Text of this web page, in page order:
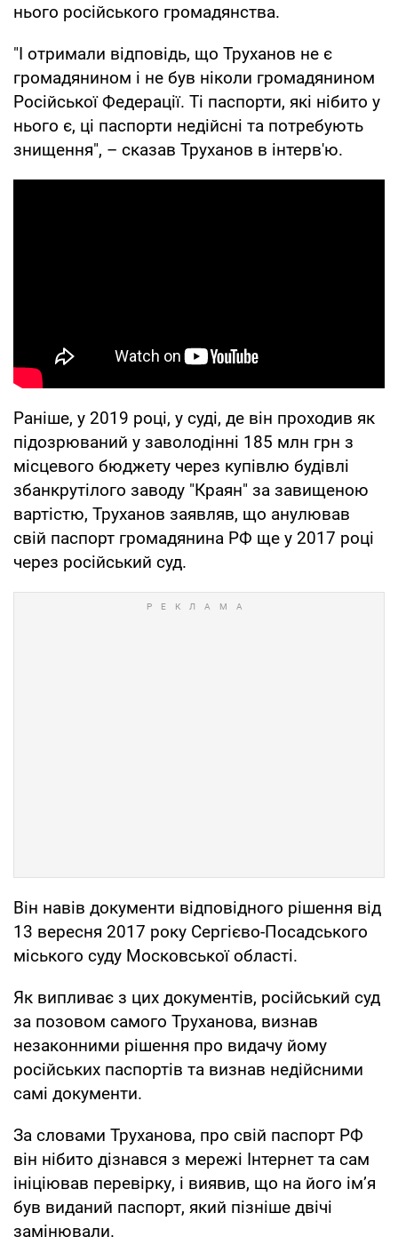
нього російського громадянства.
"І отримали відповідь, що Труханов не є
громадянином і не був ніколи громадянином
Російської Федерації. Ті паспорти, які нібито у
нього є, ці паспорти недійсні та потребують
знищення", – сказав Труханов в інтерв'ю.
Раніше, у 2019 році, у суді, де він проходив як
підозрюваний у заволодінні 185 млн грн з
місцевого бюджету через купівлю будівлі
збанкрутілого заводу "Краян" за завищеною
вартістю, Труханов заявляв, що анулював
свій паспорт громадянина РФ ще у 2017 році
через російський суд.
Він навів документи відповідного рішення від
13 вересня 2017 року Сергієво-Посадського
міського суду Московської області.
Як випливає з цих документів, російський суд
за позовом самого Труханова, визнав
незаконними рішення про видачу йому
російських паспортів та визнав недійсними
самі документи.
За словами Труханова, про свій паспорт РФ
він нібито дізнався з мережі Інтернет та сам
ініціював перевірку, і виявив, що на його ім’я
був виданий паспорт, який пізніше двічі
замінювали.